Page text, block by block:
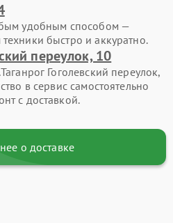
удобным способом —
быстро и аккуратно.
переулок, 10
Гоголевский переулок,
в сервис самостоятельно
с доставкой.
о доставке